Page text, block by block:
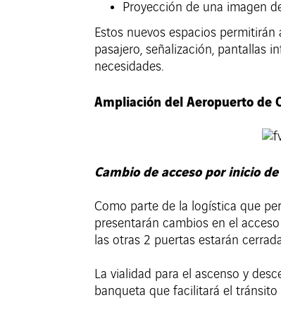
Proyección de una imagen
Estos nuevos espacios
pasajero, señalización, pantallas
necesidades.
Ampliación del Aeropuerto de
Cambio de acceso por inicio
Como parte de la logística que
presentarán cambios en el
las otras 2 puertas estarán
La vialidad para el ascenso y
banqueta que facilitará el